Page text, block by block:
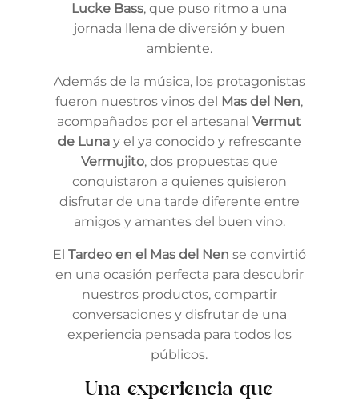
Lucke Bass, que puso ritmo a una
jornada llena de diversión y buen
ambiente.
Además de la música, los protagonistas
fueron nuestros vinos del
Mas del Nen,
acompañados por el artesanalVermut
de Lunay el ya conocido y refrescante
Vermujito, dos propuestas que
conquistaron a quienes quisieron
disfrutar de una tarde diferente entre
amigos y amantes del buen vino.
El Tardeo en el Mas del Nen se convirtió
en una ocasión perfecta para descubrir
nuestros productos, compartir
conversaciones y disfrutar de una
experiencia pensada para todos los
públicos.
Una experiencia que